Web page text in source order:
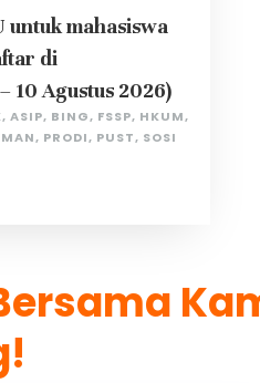
untuk mahasiswa
di
10 Agustus 2026)
, ASIP, BING, FSSP, HKUM,
, PRODI, PUST, SOSI
K